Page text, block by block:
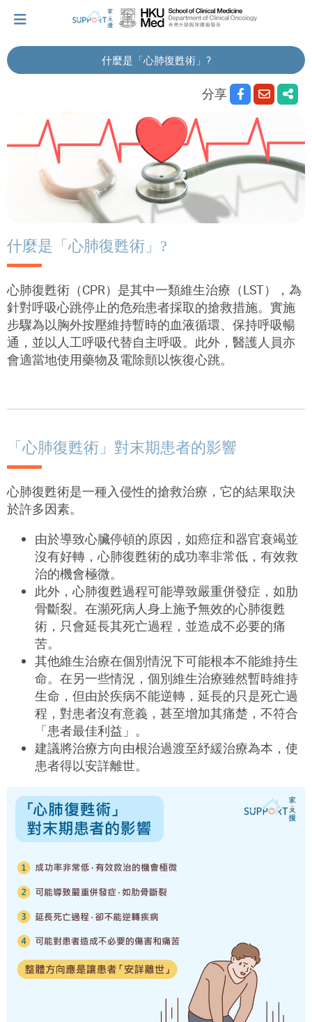
讓我們與你並肩而行。
擁抱每刻，留住這愛。
輕鬆一下，充下電啦！
小貼士‧「家」資源
什麼是「心肺復甦術」?
分享
什麼是「心肺復甦術」?
心肺復甦術（CPR）是其中一類維生治療（LST），為
針對呼吸心跳停止的危殆患者採取的搶救措施。實施
步驟為以胸外按壓維持暫時的血液循環、保持呼吸暢
通，並以人工呼吸代替自主呼吸。此外，醫護人員亦
會適當地使用藥物及電除顫以恢復心跳。
「心肺復甦術」對末期患者的影響
心肺復甦術是一種入侵性的搶救治療，它的結果取決
於許多因素。
由於導致心臟停頓的原因，如癌症和器官衰竭並
沒有好轉，心肺復甦術的成功率非常低，有效救
治的機會極微。
此外，心肺復甦過程可能導致嚴重併發症，如肋
骨斷裂。在瀕死病人身上施予無效的心肺復甦
術，只會延長其死亡過程，並造成不必要的痛
苦。
其他維生治療在個別情況下可能根本不能維持生
命。在另一些情況，個別維生治療雖然暫時維持
生命，但由於疾病不能逆轉，延長的只是死亡過
程，對患者沒有意義，甚至增加其痛楚，不符合
「患者最佳利益」。
建議將治療方向由根治過渡至紓緩治療為本，使
患者得以安詳離世。